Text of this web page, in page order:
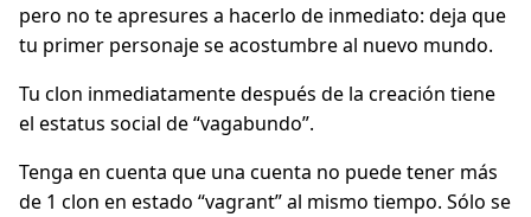
pero no te apresures a hacerlo de inmediato: deja que
tu primer personaje se acostumbre al nuevo mundo.
Tu clon inmediatamente después de la creación tiene
el estatus social de “vagabundo”.
Tenga en cuenta que una cuenta no puede tener más
de 1 clon en estado “vagrant” al mismo tiempo. Sólo se